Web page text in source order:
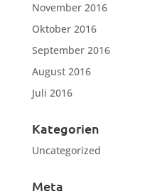
November 2016
Oktober 2016
September 2016
August 2016
Juli 2016
Kategorien
Uncategorized
Meta